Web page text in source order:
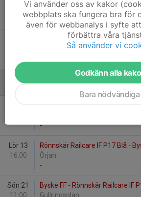
14:00
Björkvalla 1
-
Byske FF - Innervik SK mix 17
Gullringsplan
-
Lör 13
16:00
Rönnskär Railcare IF P17 Blå -
Örjan
-
Sön 21
11:00
Byske FF - Rönnskär Railcare IF
Gullringsplan
Vi använder oss av kakor
webbplats ska fungera bra för
även för webbanalys i syfte
förbättra våra
Så använder vi
Godkänn alla
Bara nödvändiga